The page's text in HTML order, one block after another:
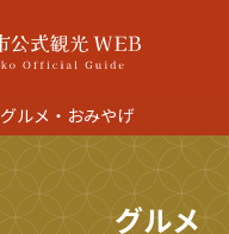
グルメ・おみやげ
グルメ